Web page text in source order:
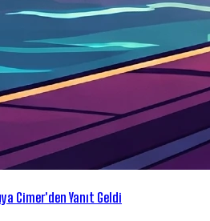
Cimer'den Yanıt Geldi